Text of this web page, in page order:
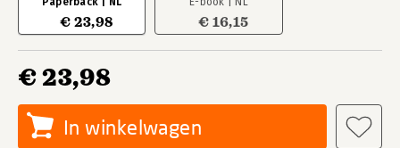
€ 23,98 € 16,15
€ 23,98
In winkelwagen